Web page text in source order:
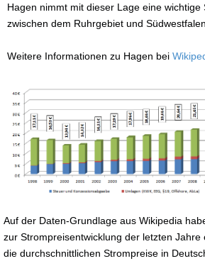
Hagen nimmt mit dieser Lage eine wichtige
zwischen dem Ruhrgebiet und
Weitere Informationen zu Hagen bei
Auf der Daten-Grundlage aus Wikipedia
zur Strompreisentwicklung der letzten Jahre
die durchschnittlichen Strompreise in